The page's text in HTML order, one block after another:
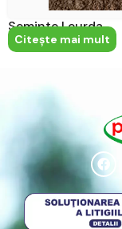
Seminte Leurda
Citeşte mai mult